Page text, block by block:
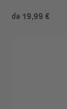
da 19,99 €